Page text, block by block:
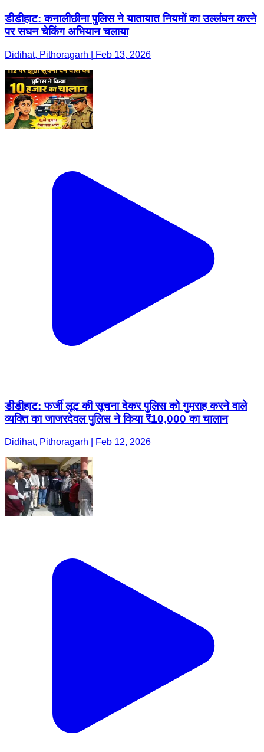
डीडीहाट: कनालीछीना पुलिस ने यातायात नियमों का उल्लंघन करने
पर सघन चेकिंग अभियान चलाया
Didihat, Pithoragarh | Feb 13, 2026
डीडीहाट: फर्जी लूट की सूचना देकर पुलिस को गुमराह करने वाले
व्यक्ति का जाजरदेवल पुलिस ने किया ₹10,000 का चालान
Didihat, Pithoragarh | Feb 12, 2026